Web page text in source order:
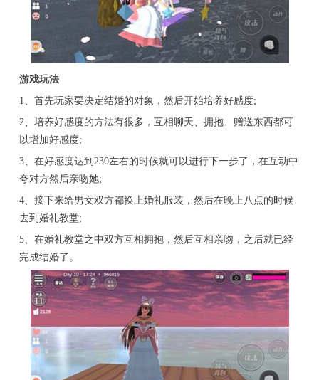
游戏玩法
1、首先玩家要决定结婚的对象，然后开始培养好感度;
2、培养好感度的方法有很多，互相聊天、拥抱、赠送东西都可
以增加好感度;
3、在好感度达到230左右的时候就可以进行下一步了，在互动中
夸对方然后亲吻她;
4、接下来给男女双方都换上婚礼服装，然后在晚上八点的时候
去到婚礼教堂;
5、在婚礼教堂之中双方互相拥抱，然后互相亲吻，之后就已经
完成结婚了。